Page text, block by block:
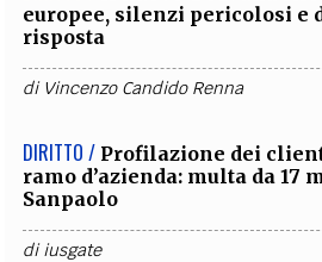
europee, silenzi pericolosi e
risposta
di Vincenzo Candido Renna
DIRITTO / Profilazione dei
ramo d’azienda: multa da 17
Sanpaolo
diiusgate